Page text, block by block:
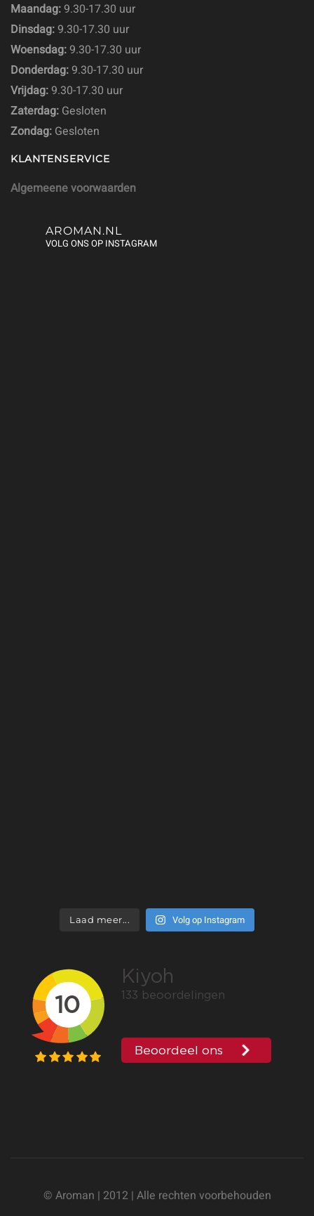
Maandag: 9.30-17.30 uur
Dinsdag: 9.30-17.30 uur
Woensdag: 9.30-17.30 uur
Donderdag: 9.30-17.30 uur
Vrijdag: 9.30-17.30 uur
Zaterdag: Gesloten
Zondag: Gesloten
KLANTENSERVICE
Algemeene voorwaarden
AROMAN.NL
VOLG ONS OP INSTAGRAM
Laad meer... Volg op Instagram
© Aroman | 2012 | Alle rechten voorbehouden